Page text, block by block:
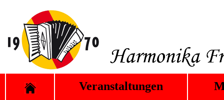
Veranstaltungen